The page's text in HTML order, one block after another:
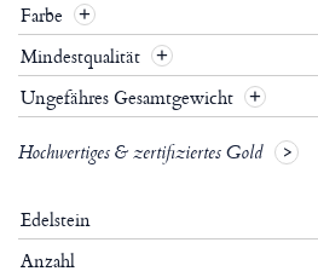
Farbe
Mindestqualität
Ungefähres Gesamtgewicht
Hochwertiges & zertifiziertes Gold
Edelstein
Anzahl